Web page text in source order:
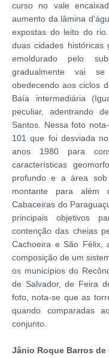
curso no vale
aumento da lâmina
expostas do leito do
duas cidades
emoldurado pelo
gradualmente vai
obedecendo aos ciclos
Baía intermediária
peculiar, adentrando
Santos. Nessa foto
101 que foi desviada
anos 1980 para
características
profundo e a área
montante para além
Cabaceiras do
principais objetivos
contenção das cheias
Cachoeira e São Félix,
composição de um
os municípios do
de Salvador, de Feira
foto, nota-se que as
quando comparadas
conjunto.
Jânio Roque Barros de